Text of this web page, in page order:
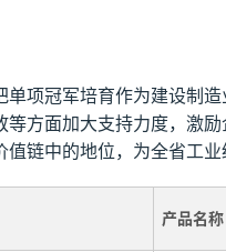
项冠军培育作为建设制
等方面加大支持力度，激
链中的地位，为全省工业
产品名称